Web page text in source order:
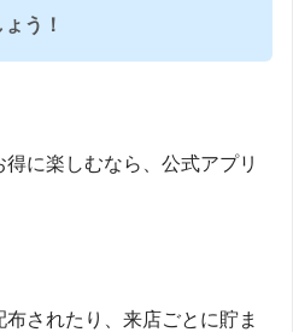
う！
に楽しむなら、公式アプリ
布されたり、来店ごとに貯ま